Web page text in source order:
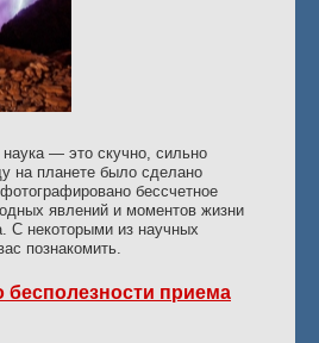
— это скучно, сильно
на планете было сделано
бессчетное
явлений и моментов жизни
С некоторыми из научных
познакомить.
бесполезности приема